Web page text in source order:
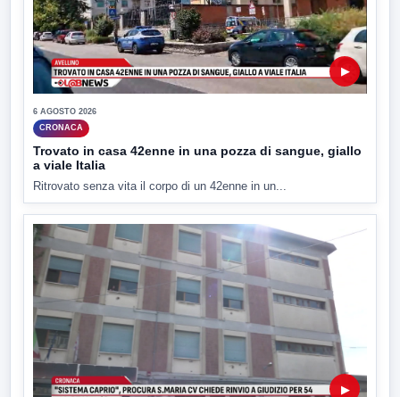
▶
6 AGOSTO 2026
CRONACA
Trovato in casa 42enne in una pozza di sangue, giallo
a viale Italia
Ritrovato senza vita il corpo di un 42enne in un...
▶